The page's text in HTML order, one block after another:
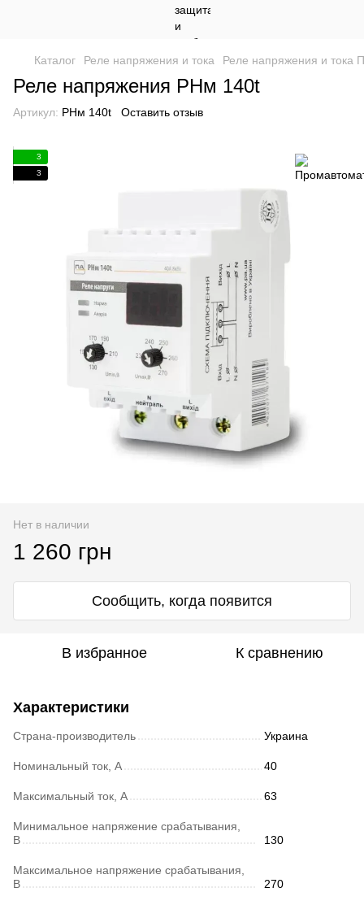
Каталог Реле напряжения и тока Реле напряжения и тока
Реле напряжения РНм 140t
Артикул: РНм 140t Оставить отзыв
3
3
Нет в наличии
1 260 грн
Сообщить, когда появится
В избранное К сравнению
Характеристики
Страна-производитель Украина
Номинальный ток, А 40
Максимальный ток, А 63
Минимальное напряжение срабатывания,
В
130
Максимальное напряжение срабатывания,
В
270